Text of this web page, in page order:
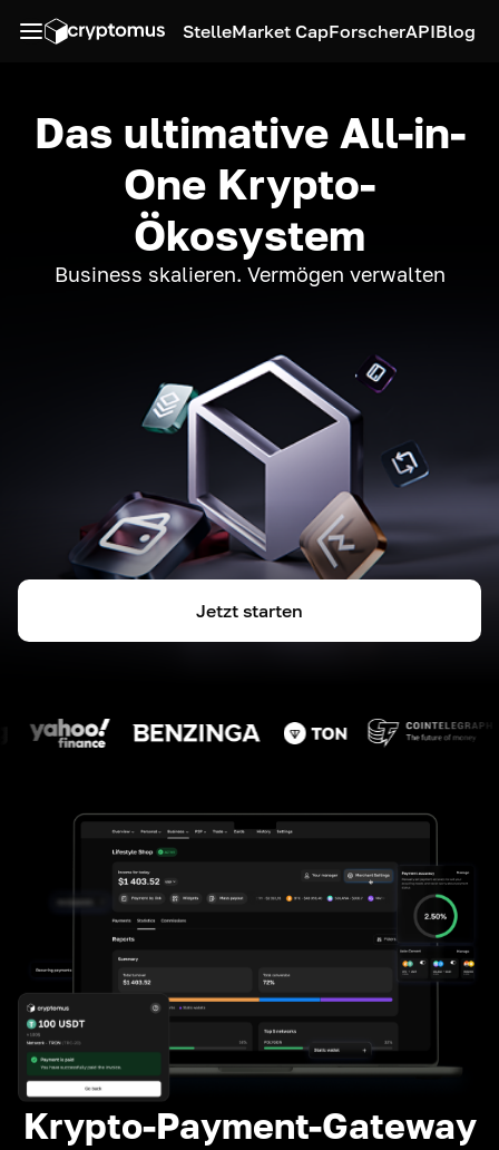
StelleMarket CapForscherAPIBlog
Das ultimative All-in-
One Krypto-
Ökosystem
Business skalieren. Vermögen verwalten
Jetzt starten
Krypto-Payment-Gateway